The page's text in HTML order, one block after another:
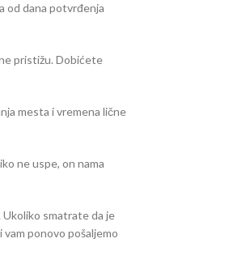
od dana potvrđenja
pristižu. Dobićete
mesta i vremena lične
ne uspe, on nama
Ukoliko smatrate da je
ponovo pošaljemo